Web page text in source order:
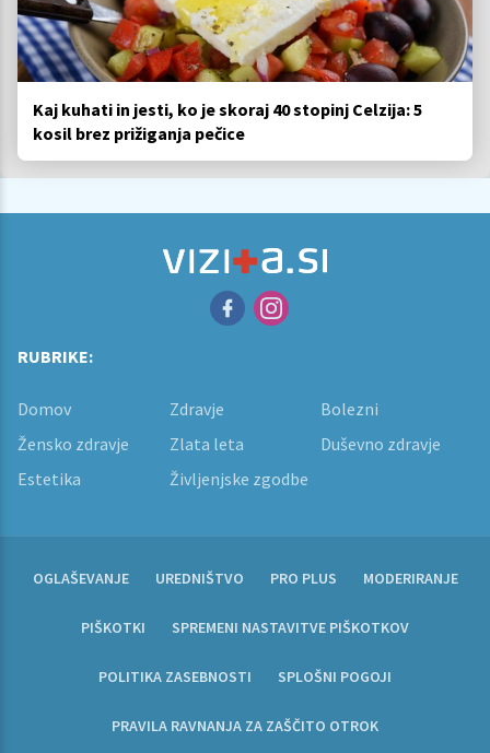
Kaj kuhati in jesti, ko je skoraj 40 stopinj Celzija: 5
kosil brez prižiganja pečice
RUBRIKE:
Domov Zdravje
Bolezni
Žensko zdravje
Zlata leta
Duševno zdravje
Estetika
Življenjske zgodbe
OGLAŠEVANJE UREDNIŠTVO PRO PLUS MODERIRANJE
PIŠKOTKI SPREMENI NASTAVITVE PIŠKOTKOV
POLITIKA ZASEBNOSTI SPLOŠNI POGOJI
PRAVILA RAVNANJA ZA ZAŠČITO OTROK